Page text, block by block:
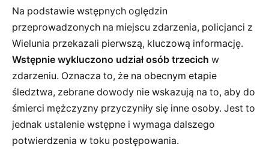
Na podstawie wstępnych oględzin
przeprowadzonych na miejscu zdarzenia, policjanci z
Wielunia przekazali pierwszą, kluczową informację.
Wstępnie wykluczono udział osób trzecich w
zdarzeniu. Oznacza to, że na obecnym etapie
śledztwa, zebrane dowody nie wskazują na to, aby do
śmierci mężczyzny przyczyniły się inne osoby. Jest to
jednak ustalenie wstępne i wymaga dalszego
potwierdzenia w toku postępowania.